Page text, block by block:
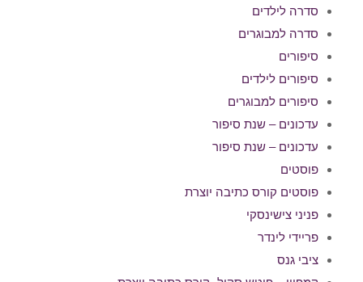
סדרה לילדים
סדרה למבוגרים
סיפורים
סיפורים לילדים
סיפורים למבוגרים
עדכונים – שנת סיפור
עדכונים – שנת סיפור
פוסטים
פוסטים קורס כתיבה יוצרת
פניני צישינסקי
פריידי לינדר
ציבי גנס